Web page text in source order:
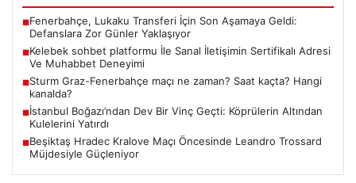
■Fenerbahçe, Lukaku Transferi İçin Son Aşamaya Geldi:
Defanslara Zor Günler Yaklaşıyor
■Kelebek sohbet platformu İle Sanal İletişimin Sertifikalı Adresi
Ve Muhabbet Deneyimi
■Sturm Graz-Fenerbahçe maçı ne zaman? Saat kaçta? Hangi
kanalda?
■İstanbul Boğazı’ndan Dev Bir Vinç Geçti: Köprülerin Altından
Kulelerini Yatırdı
■Beşiktaş Hradec Kralove Maçı Öncesinde Leandro Trossard
Müjdesiyle Güçleniyor